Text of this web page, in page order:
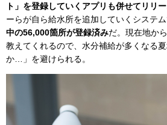
ト」を登録していくアプリも併せてリリ
ーらが自ら給水所を追加していくシステ
中の56,000箇所が登録済みだ。現在地か
教えてくれるので、水分補給が多くなる
か…」を避けられる。